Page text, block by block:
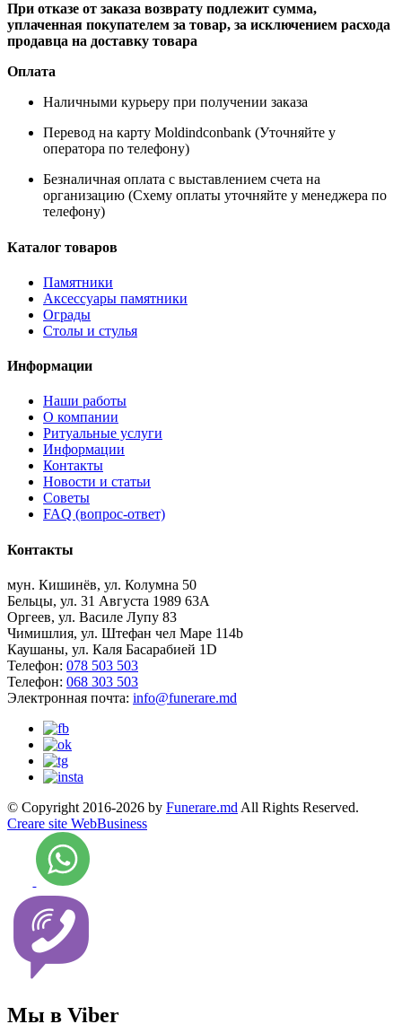
При отказе от заказа возврату подлежит сумма,
уплаченная покупателем за товар, за исключением расхода
продавца на доставку товара
Оплата
Наличными курьеру при получении заказа
Перевод на карту Moldindconbank (Уточняйте у
оператора по телефону)
Безналичная оплата с выставлением счета на
организацию (Схему оплаты уточняйте у менеджера по
телефону)
Каталог товаров
Памятники
Аксессуары памятники
Ограды
Столы и стулья
Информации
Наши работы
О компании
Ритуальные услуги
Информации
Контакты
Новости и статьи
Советы
FAQ (вопрос-ответ)
Контакты
мун. Кишинёв, ул. Колумна 50
Бельцы, ул. 31 Августа 1989 63А
Оргеев, ул. Василе Лупу 83
Чимишлия, ул. Штефан чел Маре 114b
Каушаны, ул. Каля Басарабией 1D
Телефон: 078 503 503
Телефон: 068 303 503
Электронная почта: info@funerare.md
© Copyright 2016-2026 by Funerare.md All Rights Reserved.
Creare site WebBusiness
Мы в Viber